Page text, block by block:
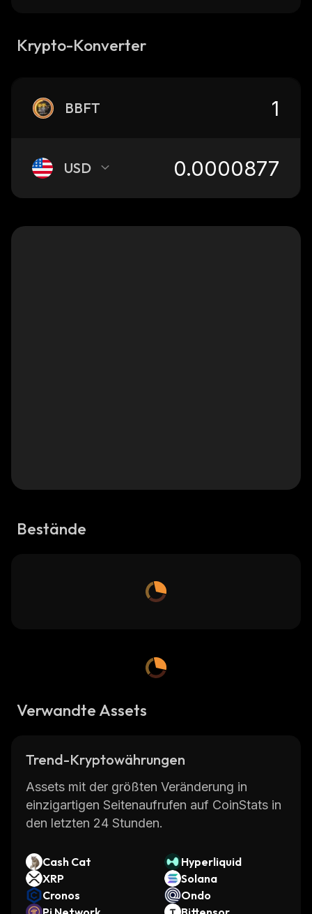
Krypto-Konverter
BBFT
USD
Bestände
Verwandte Assets
Trend-Kryptowährungen
Assets mit der größten Veränderung in
einzigartigen Seitenaufrufen auf CoinStats in
den letzten 24 Stunden.
Cash Cat
Hyperliquid
XRP
Solana
Cronos
Ondo